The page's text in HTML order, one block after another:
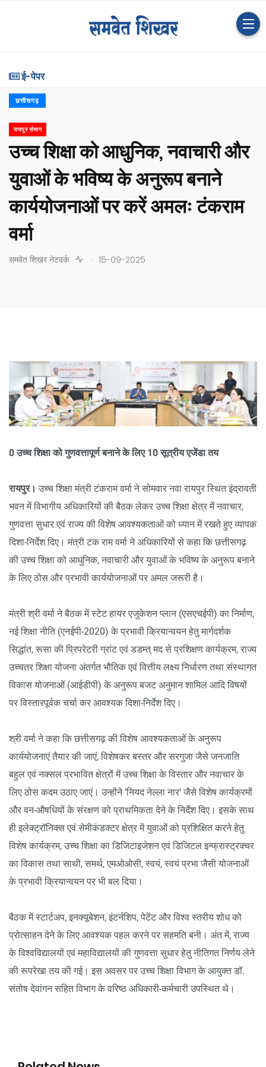
ई-पेपर
छत्तीसगढ़
रायपुर संभाग
उच्च शिक्षा को आधुनिक, नवाचारी और
युवाओं के भविष्य के अनुरूप बनाने
कार्ययोजनाओं पर करें अमलः टंकराम
वर्मा
समवेत शिखर नेटवर्क . 15-09-2025
0 उच्च शिक्षा को गुणवत्तापूर्ण बनाने के लिए 10 सूत्रीय एजेंडा तय
रायपुर। उच्च शिक्षा मंत्री टंकराम वर्मा ने सोमवार नवा रायपुर स्थित इंद्रावती
भवन में विभागीय अधिकारियों की बैठक लेकर उच्च शिक्षा क्षेत्र में नवाचार,
गुणवत्ता सुधार एवं राज्य की विशेष आवश्यकताओं को ध्यान में रखते हुए व्यापक
दिशा-निर्देश दिए। मंत्री टंक राम वर्मा ने अधिकारियों से कहा कि छत्तीसगढ़
की उच्च शिक्षा को आधुनिक, नवाचारी और युवाओं के भविष्य के अनुरूप बनाने
के लिए ठोस और प्रभावी कार्ययोजनाओं पर अमल जरूरी है।
मंत्री श्री वर्मा ने बैठक में स्टेट हायर एजुकेशन प्लान (एसएचईपी) का निर्माण,
नई शिक्षा नीति (एनईपी-2020) के प्रभावी क्रियान्वयन हेतु मार्गदर्शक
सिद्धांत, रूसा की प्रिपरेटरी ग्रांट एवं डडम्त् मद से प्रशिक्षण कार्यक्रम, राज्य
उच्चतर शिक्षा योजना अंतर्गत भौतिक एवं वित्तीय लक्ष्य निर्धारण तथा संस्थागत
विकास योजनाओं (आईडीपी) के अनुरूप बजट अनुमान शामिल आदि विषयों
पर विस्तारपूर्वक चर्चा कर आवश्यक दिशा-निर्देश दिए।
श्री वर्मा ने कहा कि छत्तीसगढ़ की विशेष आवश्यकताओं के अनुरूप
कार्ययोजनाएं तैयार की जाएं, विशेषकर बस्तर और सरगुजा जैसे जनजाति
बहुल एवं नक्सल प्रभावित क्षेत्रों में उच्च शिक्षा के विस्तार और नवाचार के
लिए ठोस कदम उठाए जाएं। उन्होंने ‘नियद नेल्ला नार’ जैसे विशेष कार्यक्रमों
और वन-औषधियों के संरक्षण को प्राथमिकता देने के निर्देश दिए। इसके साथ
ही इलेक्ट्रॉनिक्स एवं सेमीकंडक्टर क्षेत्र में युवाओं को प्रशिक्षित करने हेतु
विशेष कार्यक्रम, उच्च शिक्षा का डिजिटाइजेशन एवं डिजिटल इन्फ्रास्ट्रक्चर
का विकास तथा साथी, समर्थ, एमओओसी, स्वयं, स्वयं प्रभा जैसी योजनाओं
के प्रभावी क्रियान्वयन पर भी बल दिया।
बैठक में स्टार्टअप, इनक्यूबेशन, इंटर्नशिप, पेटेंट और विश्व स्तरीय शोध को
प्रोत्साहन देने के लिए आवश्यक पहल करने पर सहमति बनी। अंत में, राज्य
के विश्वविद्यालयों एवं महाविद्यालयों की गुणवत्ता सुधार हेतु नीतिगत निर्णय लेने
की रूपरेखा तय की गई। इस अवसर पर उच्च शिक्षा विभाग के आयुक्त डॉ.
संतोष देवांगन सहित विभाग के वरिष्ठ अधिकारी-कर्मचारी उपस्थित थे।